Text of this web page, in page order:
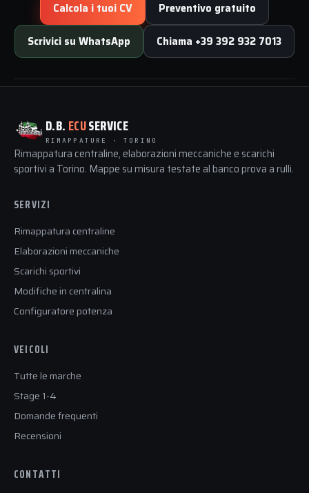
Calcola i tuoi CV Preventivo gratuito
Scrivici su WhatsApp Chiama +39 392 932 7013
D.B. ECUSERVICE
RIMAPPATURE · TORINO
Rimappatura centraline, elaborazioni meccaniche e scarichi
sportivi a Torino. Mappe su misura testate al banco prova a rulli.
SERVIZI
Rimappatura centraline
Elaborazioni meccaniche
Scarichi sportivi
Modifiche in centralina
Configuratore potenza
VEICOLI
Tutte le marche
Stage 1-4
Domande frequenti
Recensioni
CONTATTI